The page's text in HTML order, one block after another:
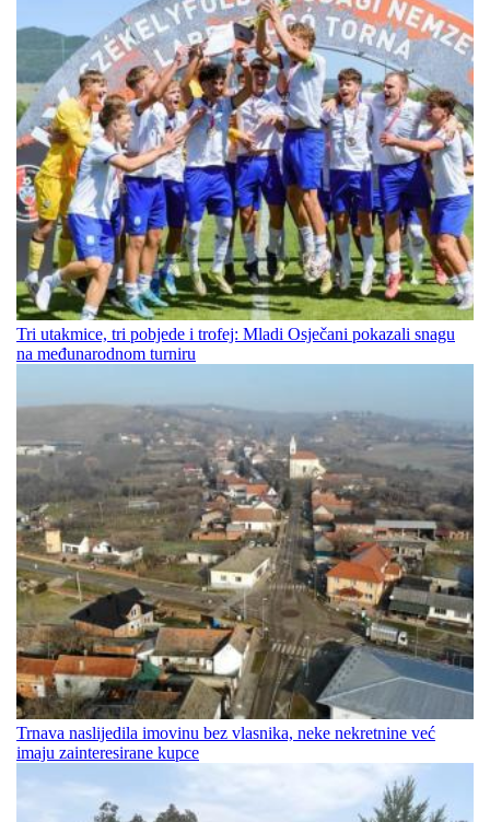
Tri utakmice, tri pobjede i trofej: Mladi Osječani pokazali snagu
na međunarodnom turniru
Trnava naslijedila imovinu bez vlasnika, neke nekretnine već
imaju zainteresirane kupce